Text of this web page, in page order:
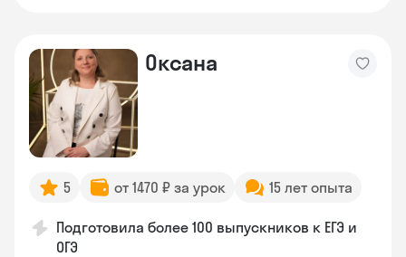
Оксана
5 от 1470 ₽ за урок 15 лет опыта
Подготовила более 100 выпускников к ЕГЭ и
ОГЭ